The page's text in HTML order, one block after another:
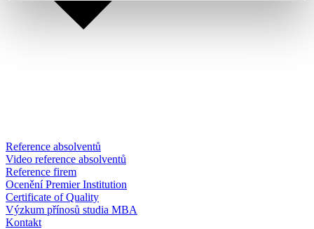
Reference absolventů
Video reference absolventů
Reference firem
Ocenění Premier Institution
Certificate of Quality
Výzkum přínosů studia MBA
Kontakt